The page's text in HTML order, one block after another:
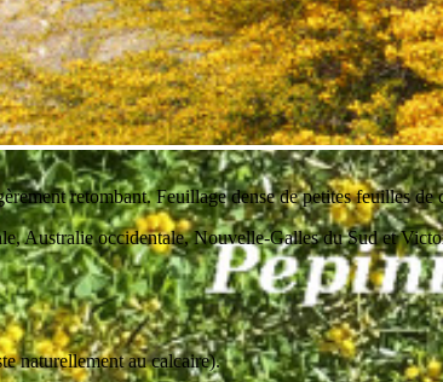
retombant. Feuillage dense de petites feuilles
Australie occidentale, Nouvelle-Galles du Sud et
naturellement au calcaire).